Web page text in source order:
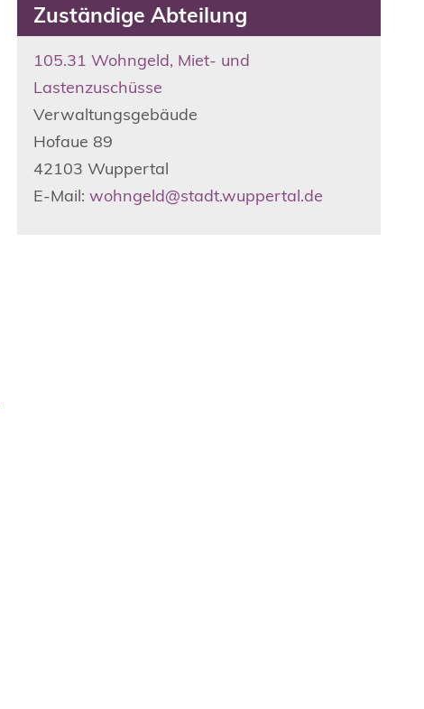
Zuständige Abteilung
105.31 Wohngeld, Miet- und
Lastenzuschüsse
Verwaltungsgebäude
Hofaue 89
42103Wuppertal
E-Mail:wohngeld@stadt.wuppertal.de